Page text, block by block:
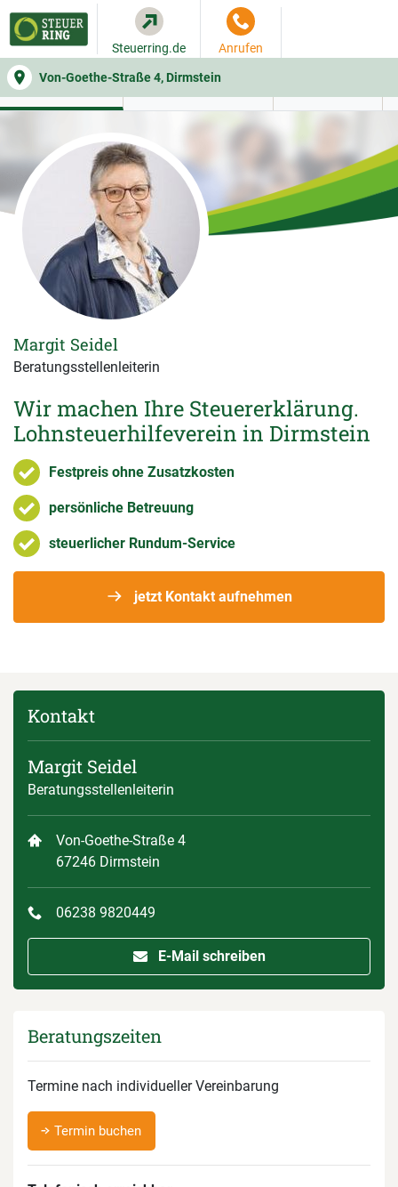
Von-Goethe-Straße 4, Dirmstein
Steuerring.de Anrufen
WER SIE BERÄT BEITRAGSRECHNER
Wir machen Ihre Steuererklärung.
Lohnsteuerhilfeverein in Dirmstein
Festpreis ohne Zusatzkosten
persönliche Betreuung
steuerlicher Rundum-Service
jetzt Kontakt aufnehmen
Margit Seidel
Beratungsstellenleiterin
Kontakt
Margit Seidel
Beratungsstellenleiterin
Von-Goethe-Straße 4
67246 Dirmstein
06238 9820449
E-Mail schreiben
Beratungszeiten
Termine nach individueller Vereinbarung
Termin buchen